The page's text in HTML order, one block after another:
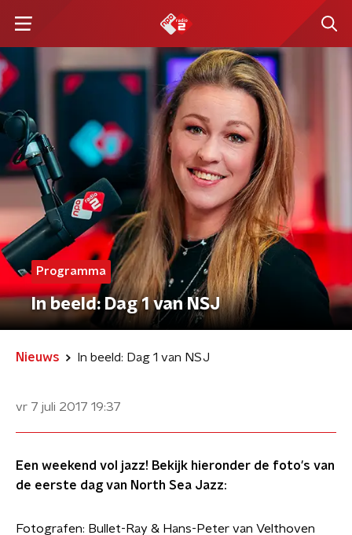
Programma
In beeld: Dag 1 van NSJ
Nieuws In beeld: Dag 1 van NSJ
vr 7 juli 2017 19:37
Een weekend vol jazz! Bekijk hieronder de foto's van
de eerste dag van North Sea Jazz:
Fotografen: Bullet-Ray & Hans-Peter van Velthoven